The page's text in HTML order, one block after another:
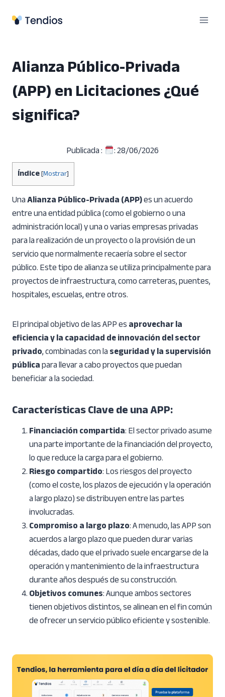
Alianza Público-Privada
(APP) en Licitaciones ¿Qué
significa?
Publicada : : 28/06/2026
Índice[Mostrar]
UnaAlianza Público-Privada (APP)es un acuerdo
entre una entidad pública (como el gobierno o una
administración local) y una o varias empresas privadas
para la realización de un proyecto o la provisión de un
servicio que normalmente recaería sobre el sector
público. Este tipo de alianza se utiliza principalmente para
proyectos de infraestructura, como carreteras, puentes,
hospitales, escuelas, entre otros.
El principal objetivo de las APP esaprovechar la
eficiencia y la capacidad de innovación del sector
privado, combinadas con laseguridad y la supervisión
públicapara llevar a cabo proyectos que puedan
beneficiar a la sociedad.
Características Clave de una APP:
Financiación compartida: El sector privado asume
una parte importante de la financiación del proyecto,
lo que reduce la carga para el gobierno.
Riesgo compartido: Los riesgos del proyecto
(como el coste, los plazos de ejecución y la operación
a largo plazo) se distribuyen entre las partes
involucradas.
Compromiso a largo plazo: A menudo, las APP son
acuerdos a largo plazo que pueden durar varias
décadas, dado que el privado suele encargarse de la
operación y mantenimiento de la infraestructura
durante años después de su construcción.
Objetivos comunes: Aunque ambos sectores
tienen objetivos distintos, se alinean en el fin común
de ofrecer un servicio público eficiente y sostenible.